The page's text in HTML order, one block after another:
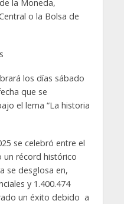
la Moneda,
o la Bolsa de
los días sábado
que se
el lema “La historia
se celebró entre el
un récord histórico
se desglosa en,
y 1.400.474
un éxito debido a